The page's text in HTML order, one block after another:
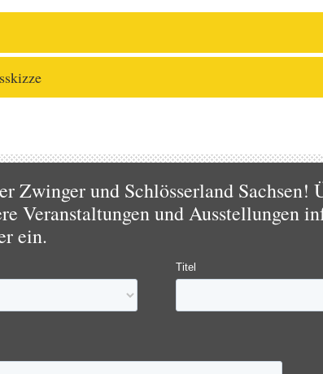
Zwinger und Schlösserland
Veranstaltungen und Ausstellungen
ein.